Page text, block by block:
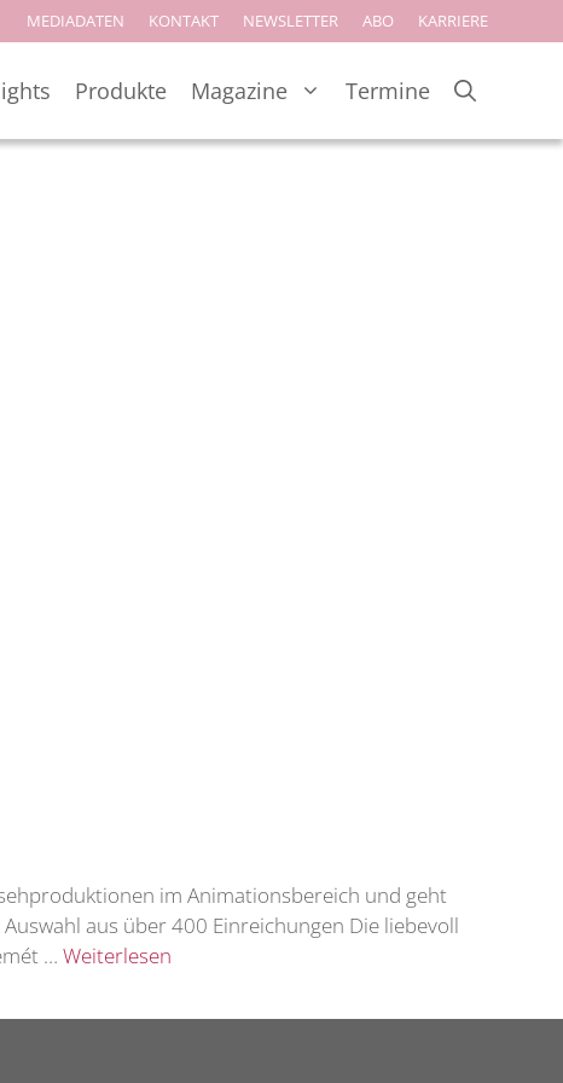
MEDIADATEN KONTAKT NEWSLETTER ABO KARRIERE
Produkte Magazine Termine
im Animationsbereich und geht
aus über 400 Einreichungen Die liebevoll
… Weiterlesen